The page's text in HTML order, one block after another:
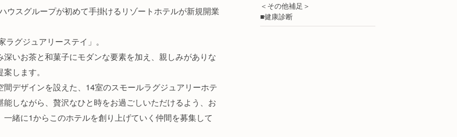
ウスグループが初めて手掛けるリゾートホテルが新規開業
グジュアリーステイ」。
いお茶と和菓子にモダンな要素を加え、親しみがありな
します。
デザインを設えた、14室のスモールラグジュアリーホテ
しながら、贅沢なひと時をお過ごしいただけるよう、お
緒に1からこのホテルを創り上げていく仲間を募集して
＜その他補足＞
■健康診断